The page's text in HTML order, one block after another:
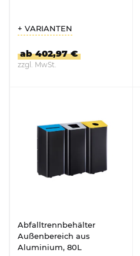
+ VARIANTEN
ab 402,97 €
zzgl. MwSt.
Abfalltrennbehälter
Außenbereich aus
Aluminium, 80L